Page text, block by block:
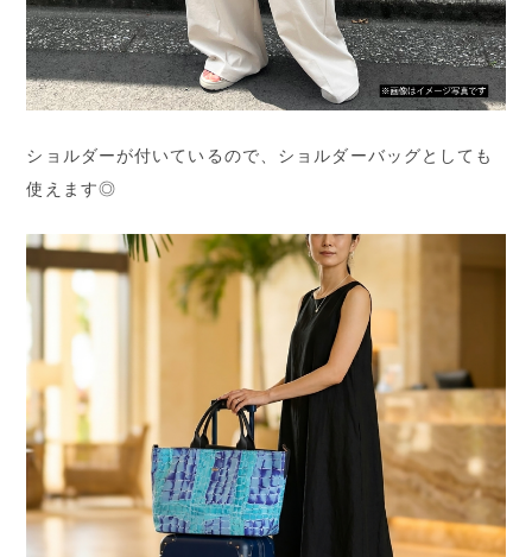
ショルダーが付いているので、ショルダーバッグとしても
使えます◎